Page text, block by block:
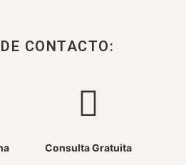
CONTACTO:
Consulta Gratuita